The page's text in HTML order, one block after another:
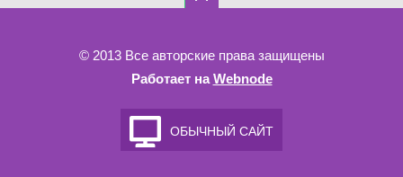
© 2013 Все авторские права защищены
Работает наWebnode
ОБЫЧНЫЙ САЙТ